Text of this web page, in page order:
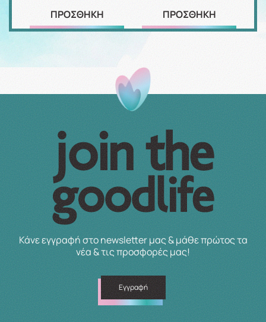
ΠΡΟΣΘΗΚΗ ΠΡΟΣΘΗΚΗ
Κάνε εγγραφή στο newsletter μας & μάθε πρώτος τα
νέα & τις προσφορές μας!
Εγγραφή